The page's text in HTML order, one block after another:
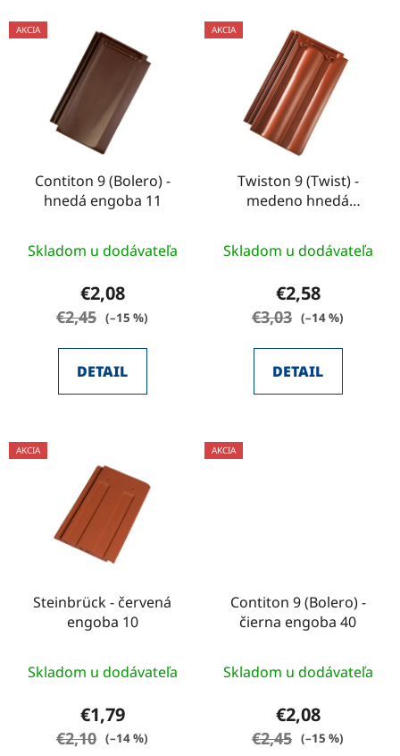
AKCIA
Contiton 9 (Bolero) -
hnedá engoba 11
Skladom u dodávateľa
€2,08
€2,45 (–15 %)
DETAIL
AKCIA
Twiston 9 (Twist) -
medeno hnedá
Skladom u dodávateľa
€2,58
€3,03 (–14 %)
DETAIL
AKCIA
Steinbrück - červená
engoba 10
Skladom u dodávateľa
€1,79
€2,10 (–14 %)
AKCIA
Contiton 9 (Bolero) -
čierna engoba 40
hodnotenie
produktu
je
Skladom u dodávateľa
€2,08
€2,45 (–15 %)